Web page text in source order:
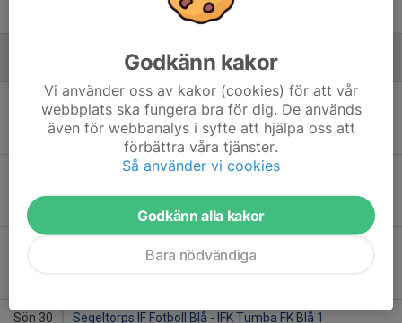
Sön 23
12:30
IFK Tumba FK Blå 2 - Stuvsta IF 4:1
Storvretens IP 22
-
IFK Tumba FK Blå 1 - Grödinge SK Svart
Vårbergs IP 22
Sön 30
Segeltorps IF Fotboll Blå - IFK Tumba FK Blå 1
Godkänn kakor
Vi använder oss av kakor (cookies) för att vår
webbplats ska fungera bra för dig. De används
även för webbanalys i syfte att hjälpa oss att
förbättra våra tjänster.
Så använder vi cookies
Godkänn alla kakor
Bara nödvändiga